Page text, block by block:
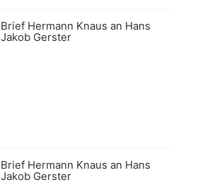
Brief Hermann Knaus an Hans
Jakob Gerster
Brief Hermann Knaus an Hans
Jakob Gerster